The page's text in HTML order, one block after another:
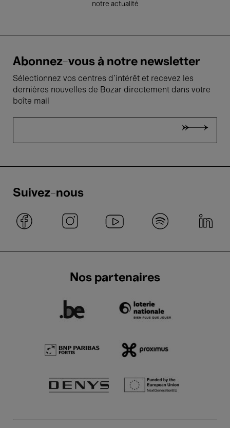
notre actualité
Abonnez-vous à notre newsletter
Sélectionnez vos centres d'intérêt et recevez les
dernières nouvelles de Bozar directement dans votre
boîte mail
Suivez-nous
Nos partenaires